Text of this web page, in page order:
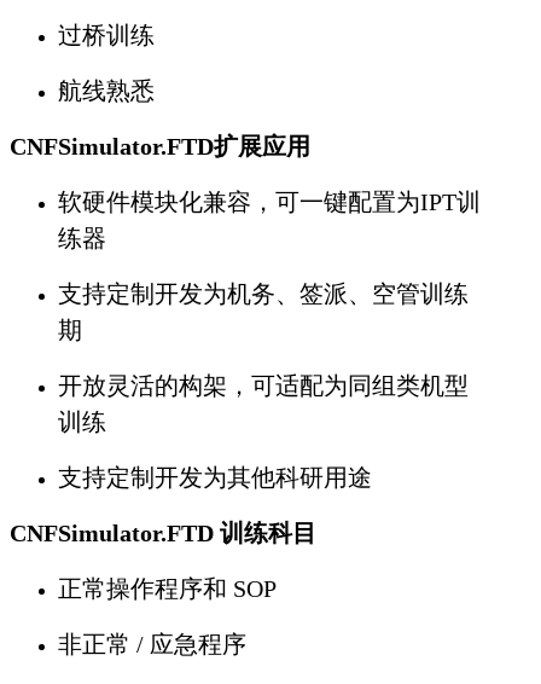
过桥训练
航线熟悉
CNFSimulator.FTD扩展应用
软硬件模块化兼容，可一键配置为IPT训
练器
支持定制开发为机务、签派、空管训练
期
开放灵活的构架，可适配为同组类机型
训练
支持定制开发为其他科研用途
CNFSimulator.FTD 训练科目
正常操作程序和 SOP
非正常 / 应急程序